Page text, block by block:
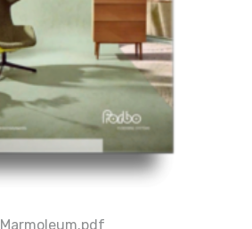
Marmoleum.pdf